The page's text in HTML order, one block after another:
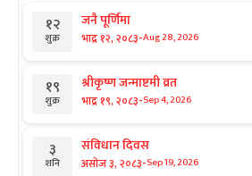
१२
शुक्र
जनै पूर्णिमा
भाद्र १२, २०८३-Aug 28, 2026
१९
शुक्र
श्रीकृष्ण जन्माष्टमी व्रत
भाद्र १९, २०८३-Sep 4, 2026
३
शनि
संविधान दिवस
असोज ३, २०८३-Sep 19, 2026